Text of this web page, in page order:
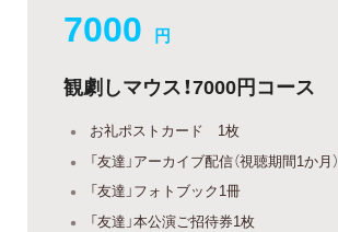
7000 円
観劇しマウス！7000円コース
お礼ポストカード 1枚
「友達」アーカイブ配信（視聴期間1か月）
「友達」フォトブック1冊
「友達」本公演ご招待券1枚